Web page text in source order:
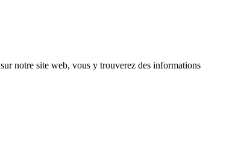
sur notre site web, vous y trouverez des informations